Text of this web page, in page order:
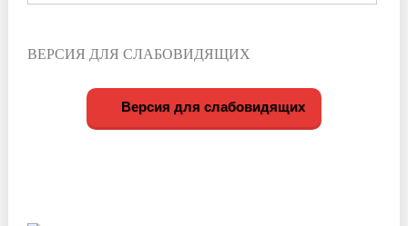
ВЕРСИЯ ДЛЯ СЛАБОВИДЯЩИХ
Версия для слабовидящих